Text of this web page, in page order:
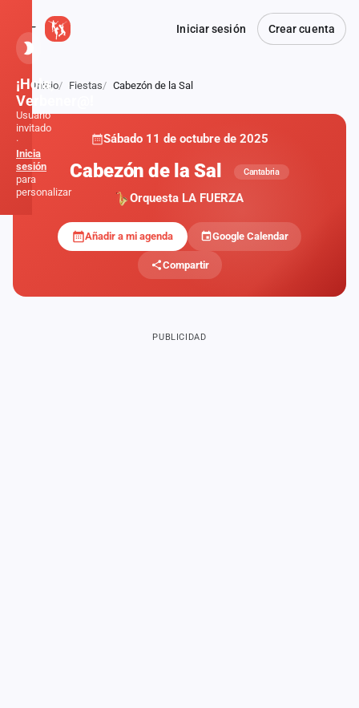
Iniciar sesión Crear cuenta
Atrás
Inicio Fiestas Cabezón de la Sal
Sábado 11 de octubre de 2025
Cabezón de la Sal Cantabria
Orquesta LA FUERZA
Añadir a mi agenda Google Calendar
Compartir
PUBLICIDAD
¡Hola,
Verbener@!
Usuario
invitado
·
Inicia
sesión
para
personalizar